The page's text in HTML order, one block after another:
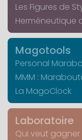
Les Figures de
Herméneutique
Magotools
Personal
MMM :
La MagoClock
Laboratoire
Qui veut gagner